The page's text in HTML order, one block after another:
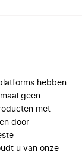
hebben
geen
met
door
u van onze